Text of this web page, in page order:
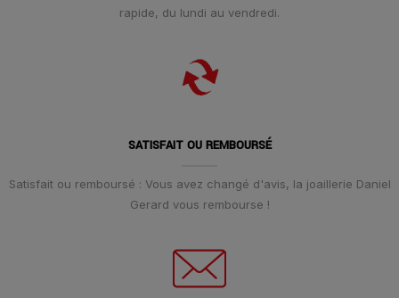
rapide, du lundi au vendredi.
SATISFAIT OU REMBOURSÉ
Satisfait ou remboursé : Vous avez changé d'avis, la joaillerie Daniel
Gerard vous rembourse !